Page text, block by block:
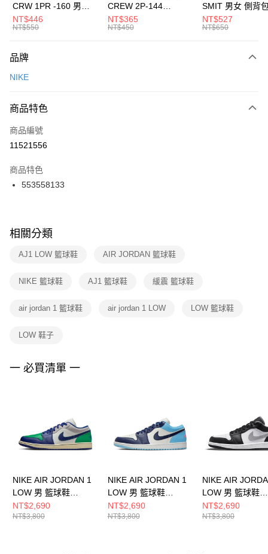
元大商業銀行
台灣樂天信用卡公司
全盈+PAY
AFTEE先享後付
【關於「AFTEE先享後付」】
便利好安心！
３．安心：先確認商品／服務後，再付款。
【「AFTEE先享後付」結帳流程】
１．於結帳方式選擇「AFTEE先享後付」後，將跳轉至「AFTEE先享後付」
２．訂單成立數日內，您將收到繳費通知簡訊。
３．收到繳費通知簡訊後14天內，點擊此簡訊中的連結，可透過四大超商／
ATM／網路銀行／等多元方式進行付款，方視為交易完成。
※ 交易是否成功請以「AFTEE先享後付 」之結帳頁面顯示為準，若有關於
是否繳費成功／繳費後需取消欲退款等相關疑問，請聯繫「AFTEE先享後付
客戶支援中心」https://netprotections.freshdesk.com/support/home
１．透過由恩沛科技股份有限公司提供之「AFTEE先享後付」服務完成之交
權轉讓予恩沛科技股份有限公司。
３．未成年的使用者請事先徵得法定代理人或監護人之同意方可使用
４．使用「AFTEE先享後付」時，將依據個別帳號之用戶狀況，依本公司即
運送方式
每筆NT$100，滿NT$1,500(含以上)免運費
宅配
每筆NT$100，滿NT$1,500(含以上)免運費
付款後門市自取
每筆NT$100，滿NT$1,500(含以上)免運費
CRW 1PR -160 男女
中統襪 FZ3393100
NT$446
NT$550
CREW 2P-144
EMBRDY 男女 短統襪
FZ3073133
NT$365
NT$450
SMIT 男女 側背
BA5871010
NT$527
NT$650
品牌
NIKE
商品特色
商品編號
11521556
商品特色
553558133
相關分類
AJ1 LOW 籃球鞋 AIR JORDAN 籃球鞋
NIKE 籃球鞋 AJ1 籃球鞋 緩震 籃球鞋
air jordan 1 籃球鞋 air jordan 1 LOW LOW 籃球鞋
LOW 鞋子
一 必買清單 一
NIKE AIR JORDAN 1
LOW 男 籃球鞋
553558147
NT$2,690
NT$3,800
NIKE AIR JORDAN 1
LOW 男 籃球鞋
553558149
NT$2,690
NT$3,800
NIKE AIR
LOW 男 籃球鞋
553558040
NT$2,690
NT$3,800